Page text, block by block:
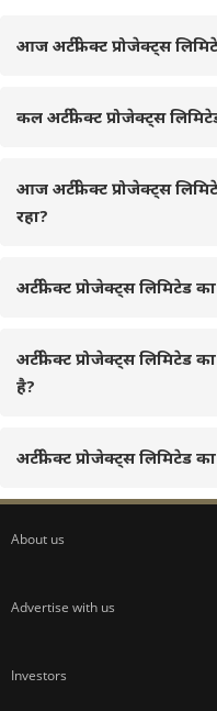
आज अर्टीफेक्ट प्रोजेक्ट्स
कल अर्टीफेक्ट प्रोजेक्ट्स
आज अर्टीफेक्ट प्रोजेक्ट्स
रहा?
अर्टीफेक्ट प्रोजेक्ट्स लिमिटेड
अर्टीफेक्ट प्रोजेक्ट्स लिमिटेड
है?
अर्टीफेक्ट प्रोजेक्ट्स लिमिटेड
About us
Advertise with us
Investors